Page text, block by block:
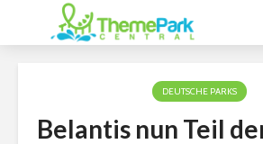
DEUTSCHE PARKS
Belantis nun Teil